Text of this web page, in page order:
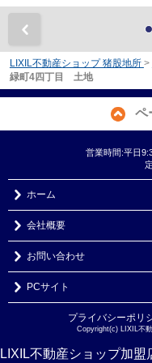
LIXIL不動産ショップ 猪股地所 >
緑町4四丁目 土地
ペ
営業時間:平日
ホーム
会社概要
お問い合わせ
PCサイト
プライバシーポリ
Copyright(c) LIXIL不
LIXIL不動産ショップ加盟